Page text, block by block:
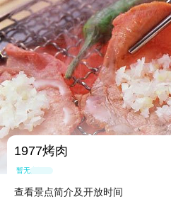
1977烤肉
暂无点评
查看景点简介及开放时间
